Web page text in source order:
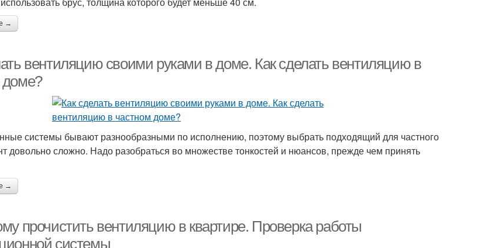
→
вентиляцию своими руками в доме. Как сделать вентиляцию в
доме?
системы бывают разнообразными по исполнению, поэтому выбрать подходящий для частного
довольно сложно. Надо разобраться во множестве тонкостей и нюансов, прежде чем принять
→
прочистить вентиляцию в квартире. Проверка работы
системы